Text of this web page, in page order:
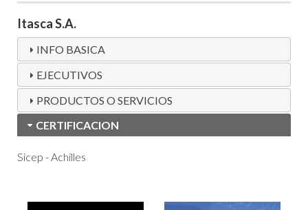
Itasca S.A.
INFO BASICA
EJECUTIVOS
PRODUCTOS O SERVICIOS
CERTIFICACION
Sicep - Achilles